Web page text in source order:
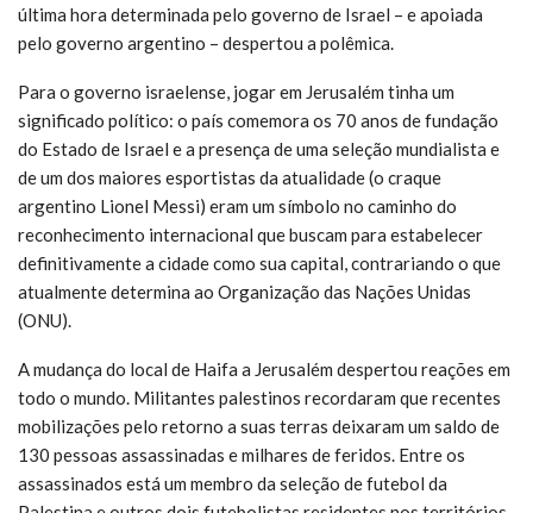
última hora determinada pelo governo de Israel – e apoiada
pelo governo argentino – despertou a polêmica.
Para o governo israelense, jogar em Jerusalém tinha um
significado político: o país comemora os 70 anos de fundação
do Estado de Israel e a presença de uma seleção mundialista e
de um dos maiores esportistas da atualidade (o craque
argentino Lionel Messi) eram um símbolo no caminho do
reconhecimento internacional que buscam para estabelecer
definitivamente a cidade como sua capital, contrariando o que
atualmente determina ao Organização das Nações Unidas
(ONU).
A mudança do local de Haifa a Jerusalém despertou reações em
todo o mundo. Militantes palestinos recordaram que recentes
mobilizações pelo retorno a suas terras deixaram um saldo de
130 pessoas assassinadas e milhares de feridos. Entre os
assassinados está um membro da seleção de futebol da